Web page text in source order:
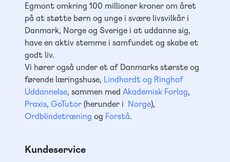
Egmont omkring 100 millioner kroner om året
på at støtte børn og unge i svære livsvilkår i
Danmark, Norge og Sverige i at uddanne sig,
have en aktiv stemme i samfundet og skabe et
godt liv.
Vi hører også under et af Danmarks største og
førende læringshuse, Lindhardt og Ringhof
Uddannelse, sammen med Akademisk Forlag,
Praxis, GoTutor(herunder i Norge),
Ordblindetræning og Forstå.
Kundeservice